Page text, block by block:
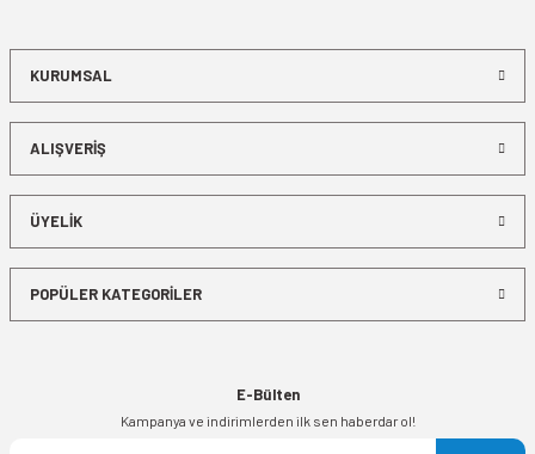
KURUMSAL
ALIŞVERİŞ
ÜYELİK
POPÜLER KATEGORİLER
E-Bülten
Kampanya ve indirimlerden ilk sen haberdar ol!